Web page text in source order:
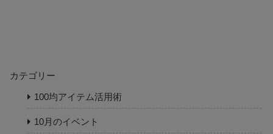
カテゴリー
100均アイテム活用術
10月のイベント